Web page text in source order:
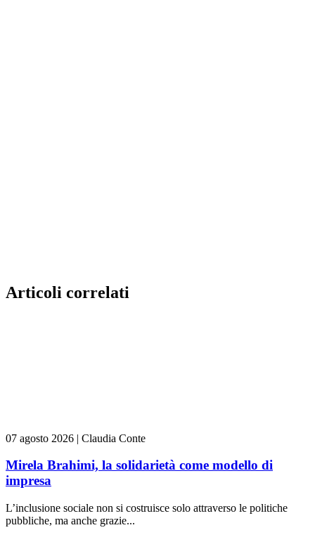
Articoli correlati
07 agosto 2026 | Claudia Conte
Mirela Brahimi, la solidarietà come modello di
impresa
L’inclusione sociale non si costruisce solo attraverso le politiche
pubbliche, ma anche grazie...